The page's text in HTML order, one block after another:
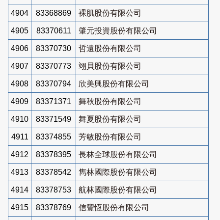
4904 83368869 裸肌股份有限公司
4905 83370611 肇元投資股份有限公司
4906 83370730 哲遠股份有限公司
4907 83370773 翊貝股份有限公司
4908 83370794 欣美興股份有限公司
4909 83371371 舞秋股份有限公司
4910 83371549 舞夏股份有限公司
4911 83374855 芳敏股份有限公司
4912 83378395 長林全球股份有限公司
4913 83378542 雋林國際股份有限公司
4914 83378753 航林國際股份有限公司
4915 83378769 信豐恆股份有限公司